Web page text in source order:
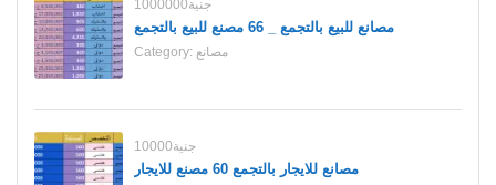
1000000جنية
مصانع للبيع بالتجمع _ 66 مصنع للبيع بالتجمع
Category: مصانع
10000جنية
مصانع للايجار بالتجمع 60 مصنع للايجار